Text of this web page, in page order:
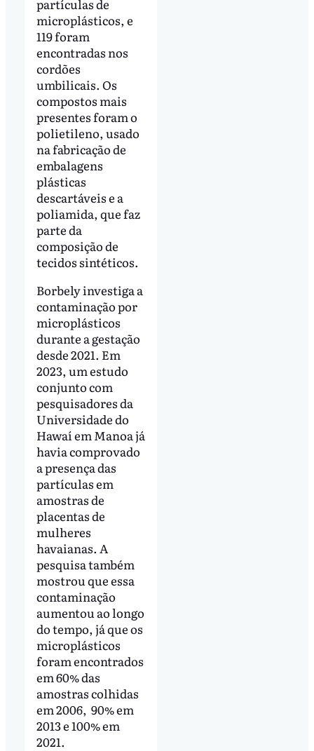
partículas de
microplásticos, e
119 foram
encontradas nos
cordões
umbilicais. Os
compostos mais
presentes foram o
polietileno, usado
na fabricação de
embalagens
plásticas
descartáveis e a
poliamida, que faz
parte da
composição de
tecidos sintéticos.
Borbely investiga a
contaminação por
microplásticos
durante a gestação
desde 2021. Em
2023, um estudo
conjunto com
pesquisadores da
Universidade do
Hawaí em Manoa já
havia comprovado
a presença das
partículas em
amostras de
placentas de
mulheres
havaianas. A
pesquisa também
mostrou que essa
contaminação
aumentou ao longo
do tempo, já que os
microplásticos
foram encontrados
em 60% das
amostras colhidas
em 2006, 90% em
2013 e 100% em
2021.